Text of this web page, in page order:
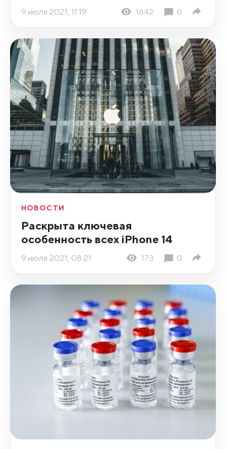
9 июля 2021, 11:19 1642 0
НОВОСТИ
Раскрыта ключевая
особенность всех iPhone 14
9 июля 2021, 08:21 173 0